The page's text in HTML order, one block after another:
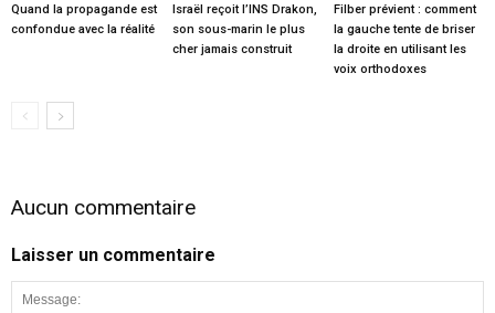
Quand la propagande est
confondue avec la réalité
Israël reçoit l’INS Drakon,
son sous-marin le plus
cher jamais construit
Filber prévient : comment
la gauche tente de briser
la droite en utilisant les
voix orthodoxes
Aucun commentaire
Laisser un commentaire